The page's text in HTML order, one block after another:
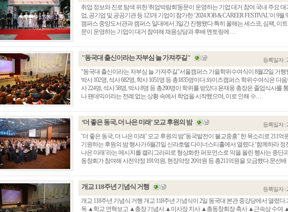
취업 정보와 진로 탐색 위한 '취업박람회'동문이 운영하는 기업 대거 참여 국내 주요 대
업, 공기업 및 공공기관 등 123개 기업이 참가한 ‘2024 JOB & CAREER FESTIVAL’이 9
캠퍼스 중앙도서관과 캠퍼스 일대에서 3일간 진행됐다.특히 올해는 세스코, 심팩, 이
문이 운영하는 기업이 대거 참여해 채용상담과 후배 멘토링에 . . .
"동국대 출신이라는 자부심 늘 가져주길" 등록일자 :
"동국대 출신이라는 자부심 늘 가져주길"서울캠퍼스 가을학위수여식이 8월22일 거
박사 102명, 석사 682명, 학사 1051명 등 총1835명이다.와이즈캠퍼스 학위수여식은 다
사 224명, 석사 58명, 박사 8명 등 총290명이 학위를 받았다.윤재웅 총장은 졸업식사를
나 팬데믹이라는 전례 없는 상황 속에서 학업을 시작했으며, 이로 인해 수. . .
‘더 좋은 동국, 더 나은 미래’ 모교 후원의 밤 등록일자 :
‘더 좋은 동국, 더 나은 미래’ 모교 후원의 밤"동국발전이 불교중흥" 한 목소리로 211억
기원하는 후원의 밤 행사가 6월21일 신라호텔 다이너스티홀에서 열렸다.‘함께하라 정
나은 미래’라는 메시지를 캘리그라피로 형상화한 퍼포먼스로 막을 올린 행사는 종단
동창회가 참여해 사전약정 191억원, 현장약정 20억원 등 총211억원을 모금했다.문선배 .
개교 118주년 기념식 거행 등록일자 :
개교 118주년 기념식 거행 개교 118주년 기념식이 2일 동국대 본관 중강당에서 열렸
독 ▲학교 연혁보고 ▲총장 기념사 ▲이사장 치사 ▲총동창회장 축사 ▲근속상 수여